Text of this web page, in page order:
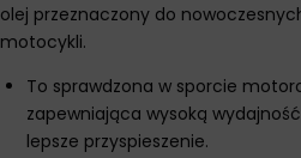
olej przeznaczony do
motocykli.
To sprawdzona w sporcie
zapewniająca wysoką
lepsze przyspieszenie.